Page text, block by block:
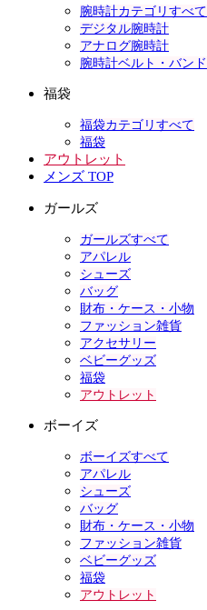
腕時計カテゴリすべて
デジタル腕時計
アナログ腕時計
腕時計ベルト・バンド
福袋
福袋カテゴリすべて
福袋
アウトレット
メンズ TOP
ガールズ
ガールズすべて
アパレル
シューズ
バッグ
財布・ケース・小物
ファッション雑貨
アクセサリー
ベビーグッズ
福袋
アウトレット
ボーイズ
ボーイズすべて
アパレル
シューズ
バッグ
財布・ケース・小物
ファッション雑貨
ベビーグッズ
福袋
アウトレット